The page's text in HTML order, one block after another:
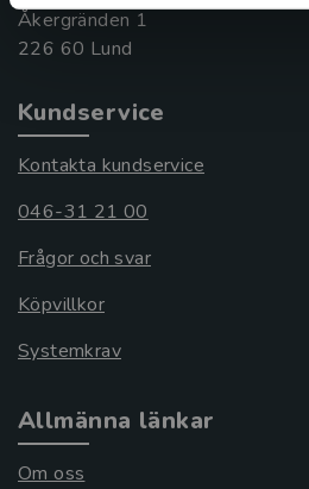
Åkergränden 1
Kundservice
Kontakta kundservice
046-31 21 00
Frågor och svar
Köpvillkor
Systemkrav
Allmänna länkar
Om oss